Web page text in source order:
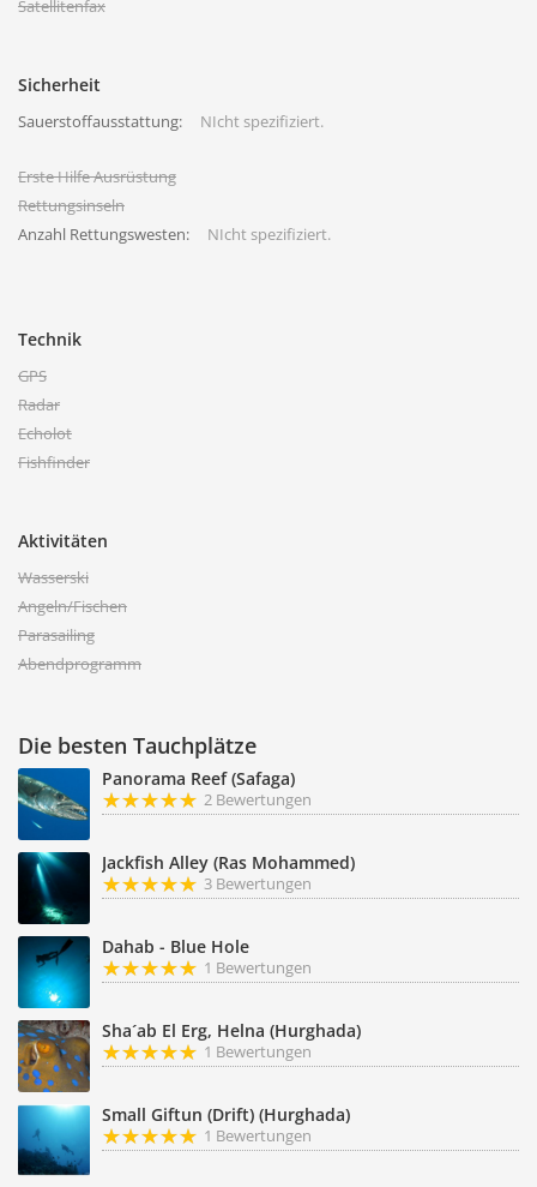
Satellitenfax
Sicherheit
Sauerstoffausstattung: NIcht spezifiziert.
Erste Hilfe Ausrüstung
Rettungsinseln
Anzahl Rettungswesten:
NIcht spezifiziert.
Technik
GPS
Radar
Echolot
Fishfinder
Aktivitäten
Wasserski
Angeln/Fischen
Parasailing
Abendprogramm
Die besten Tauchplätze
Panorama Reef (Safaga)
2 Bewertungen
Jackfish Alley (Ras Mohammed)
3 Bewertungen
Dahab - Blue Hole
1 Bewertungen
Sha´ab El Erg, Helna (Hurghada)
1 Bewertungen
Small Giftun (Drift) (Hurghada)
1 Bewertungen